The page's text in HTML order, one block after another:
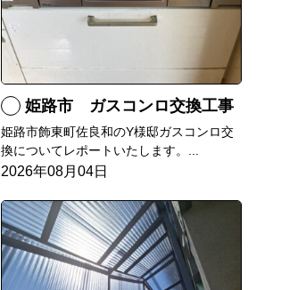
姫路市 ガスコンロ交換工事
姫路市飾東町佐良和のY様邸ガスコンロ交
換についてレポートいたします。...
2026年08月04日